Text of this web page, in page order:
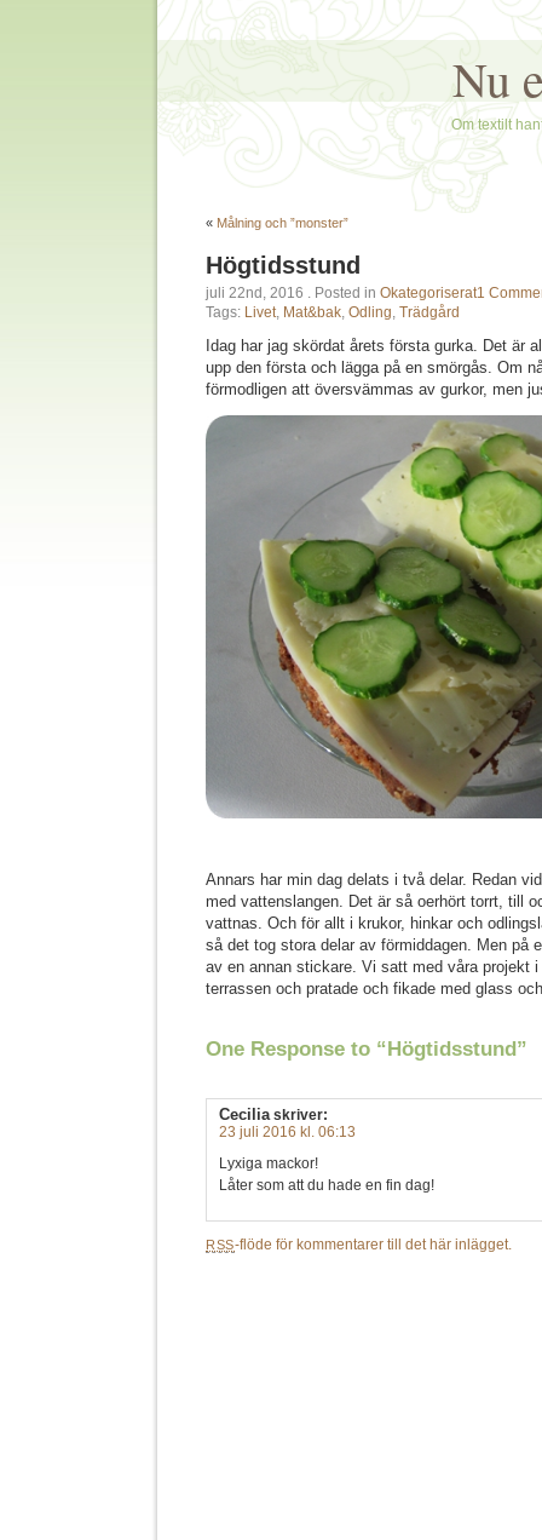
Nu
Om textilt
« Målning och ”monster”
Högtidsstund
juli 22nd, 2016 . Posted in Okategoriserat1
Tags: Livet, Mat&bak, Odling, Trädgård
Idag har jag skördat årets första gurka. Det är
upp den första och lägga på en smörgås. Om
förmodligen att översvämmas av gurkor, men
Annars har min dag delats i två delar. Redan
med vattenslangen. Det är så oerhört torrt, till
vattnas. Och för allt i krukor, hinkar och
så det tog stora delar av förmiddagen. Men på
av en annan stickare. Vi satt med våra projekt
terrassen och pratade och fikade med glass
One Response to “Högtidsstund”
Cecilia skriver:
23 juli 2016 kl. 06:13
Lyxiga mackor!
Låter som att du hade en fin dag!
RSS-flöde för kommentarer till det här inlägget.